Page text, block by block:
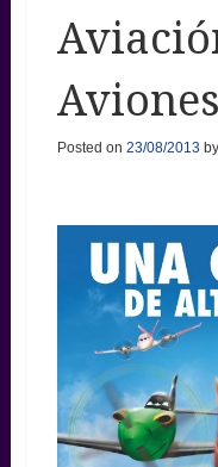
Posted on 23/08/2013 by